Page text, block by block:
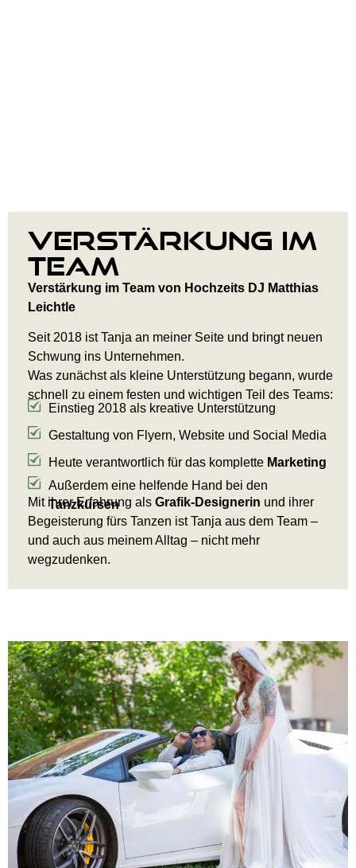
Verstärkung im
Team
Verstärkung im Team von Hochzeits DJ Matthias
Leichtle
Seit 2018 ist Tanja an meiner Seite und bringt neuen
Schwung ins Unternehmen.
Was zunächst als kleine Unterstützung begann, wurde
schnell zu einem festen und wichtigen Teil des Teams:
Einstieg 2018 als kreative Unterstützung
Gestaltung von Flyern, Website und Social Media
Heute verantwortlich für das komplette Marketing
Außerdem eine helfende Hand bei den
Tanzkursen
Mit ihrer Erfahrung als Grafik-Designerin und ihrer
Begeisterung fürs Tanzen ist Tanja aus dem Team –
und auch aus meinem Alltag – nicht mehr
wegzudenken.